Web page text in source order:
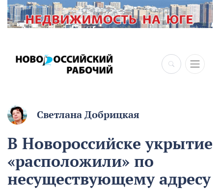
Светлана Добрицкая
В Новороссийске укрытие
«расположили» по
несуществующему адресу